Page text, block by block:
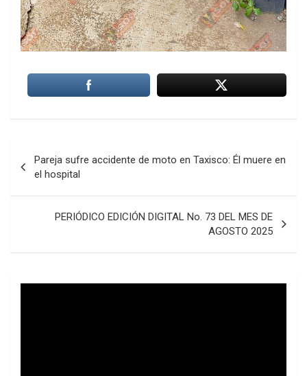
de
entradas
Pareja sufre accidente de moto en Taxisco: Él muere en
el hospital
PERIÓDICO EDICIÓN DIGITAL No. 73 DEL MES DE
AGOSTO 2025